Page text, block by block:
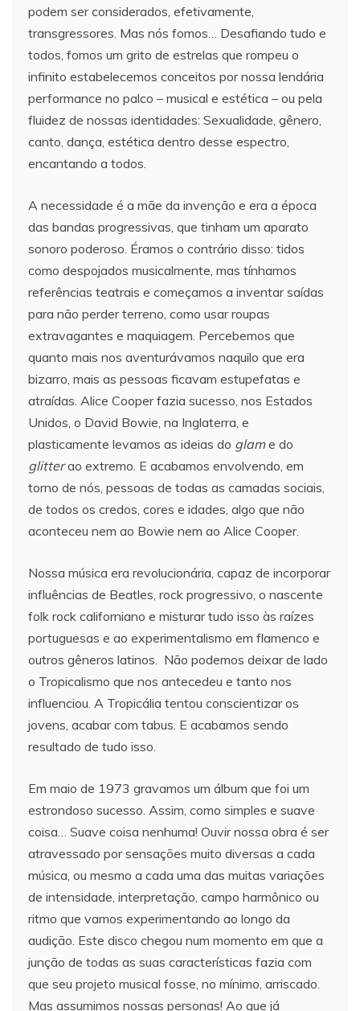
podem ser considerados, efetivamente,
transgressores. Mas nós fomos… Desafiando tudo e
todos, fomos um grito de estrelas que rompeu o
infinito estabelecemos conceitos por nossa lendária
performance no palco – musical e estética – ou pela
fluidez de nossas identidades: Sexualidade, gênero,
canto, dança, estética dentro desse espectro,
encantando a todos.
A necessidade é a mãe da invenção e era a época
das bandas progressivas, que tinham um aparato
sonoro poderoso. Éramos o contrário disso: tidos
como despojados musicalmente, mas tínhamos
referências teatrais e começamos a inventar saídas
para não perder terreno, como usar roupas
extravagantes e maquiagem. Percebemos que
quanto mais nos aventurávamos naquilo que era
bizarro, mais as pessoas ficavam estupefatas e
atraídas. Alice Cooper fazia sucesso, nos Estados
Unidos, o David Bowie, na Inglaterra, e
plasticamente levamos as ideias do glame do
glitterao extremo. E acabamos envolvendo, em
torno de nós, pessoas de todas as camadas sociais,
de todos os credos, cores e idades, algo que não
aconteceu nem ao Bowie nem ao Alice Cooper.
Nossa música era revolucionária, capaz de incorporar
influências de Beatles, rock progressivo, o nascente
folk rock californiano e misturar tudo isso às raízes
portuguesas e ao experimentalismo em flamenco e
outros gêneros latinos. Não podemos deixar de lado
o Tropicalismo que nos antecedeu e tanto nos
influenciou. A Tropicália tentou conscientizar os
jovens, acabar com tabus. E acabamos sendo
resultado de tudo isso.
Em maio de 1973 gravamos um álbum que foi um
estrondoso sucesso. Assim, como simples e suave
coisa… Suave coisa nenhuma! Ouvir nossa obra é ser
atravessado por sensações muito diversas a cada
música, ou mesmo a cada uma das muitas variações
de intensidade, interpretação, campo harmônico ou
ritmo que vamos experimentando ao longo da
audição. Este disco chegou num momento em que a
junção de todas as suas características fazia com
que seu projeto musical fosse, no mínimo, arriscado.
Mas assumimos nossas personas! Ao que já